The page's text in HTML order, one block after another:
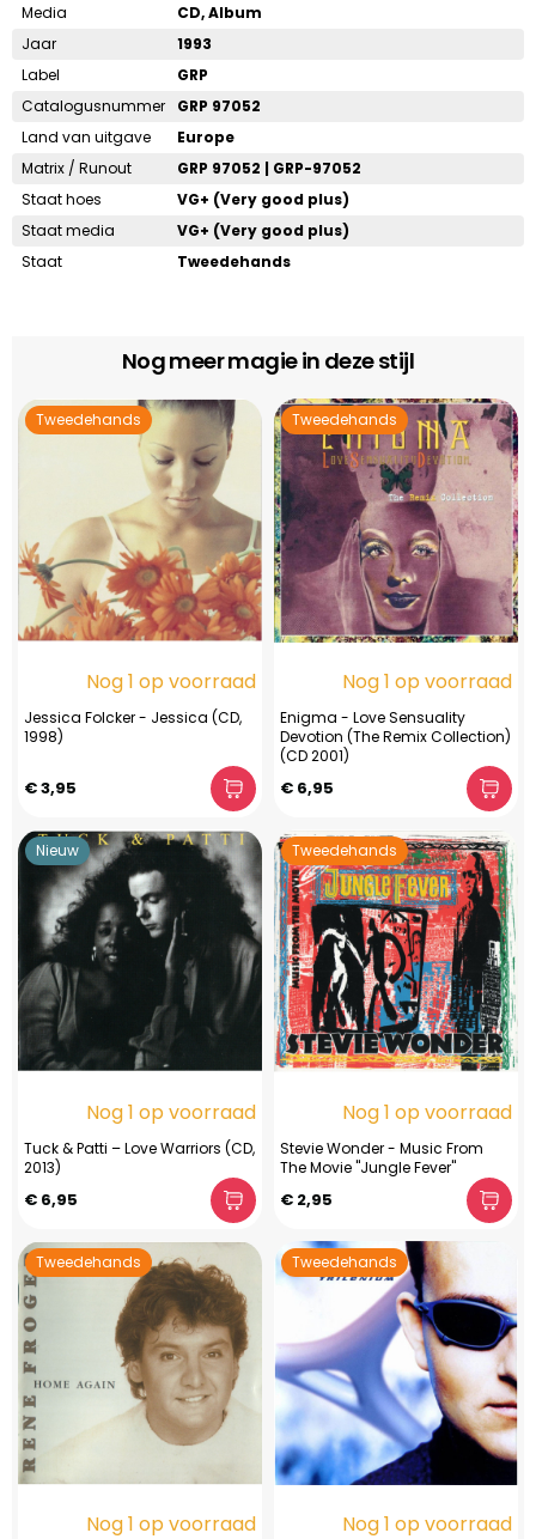
Media
CD, Album
Jaar
1993
Label
GRP
Catalogusnummer
GRP 97052
Land van uitgave
Europe
Matrix / Runout
GRP 97052 | GRP-97052
Staat hoes
VG+ (Very good plus)
Staat media
VG+ (Very good plus)
Staat
Tweedehands
Nog meer magie in deze stijl
Tweedehands
Nog 1 op voorraad
Jessica Folcker - Jessica (CD,
1998)
€ 3,95
Tweedehands
Nog 1 op voorraad
Enigma - Love Sensuality
Devotion (The Remix Collection)
(CD 2001)
€ 6,95
Nieuw
Nog 1 op voorraad
Tuck & Patti – Love Warriors (CD,
2013)
€ 6,95
Tweedehands
Nog 1 op voorraad
Stevie Wonder - Music From
The Movie "Jungle Fever"
€ 2,95
Tweedehands
Nog 1 op voorraad
Tweedehands
Nog 1 op voorraad